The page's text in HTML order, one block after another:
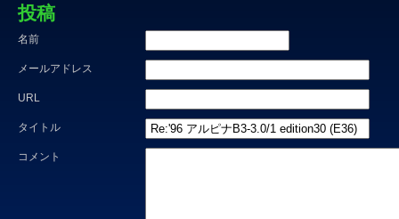
投稿
名前
メールアドレス
URL
タイトル
コメント